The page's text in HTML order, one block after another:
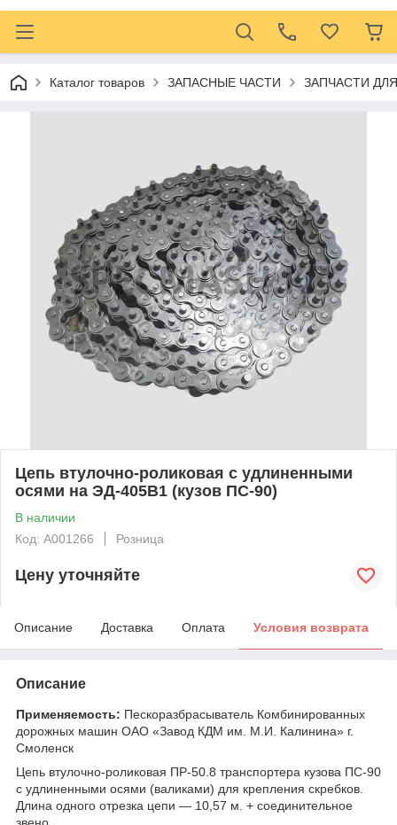
Каталог товаров ЗАПАСНЫЕ ЧАСТИ ЗАПЧАСТИ
Цепь втулочно-роликовая с удлиненными
осями на ЭД-405В1 (кузов ПС-90)
В наличии
Код: А001266
Розница
Цену уточняйте
Описание Доставка Оплата Условия возврата
Описание
Применяемость: Пескоразбрасыватель Комбинированных
дорожных машин ОАО «Завод КДМ им. М.И. Калинина» г.
Смоленск
Цепь втулочно-роликовая ПР-50.8 транспортера кузова ПС-90
с удлиненными осями (валиками) для крепления скребков.
Длина одного отрезка цепи — 10,57 м. + соединительное
звено.